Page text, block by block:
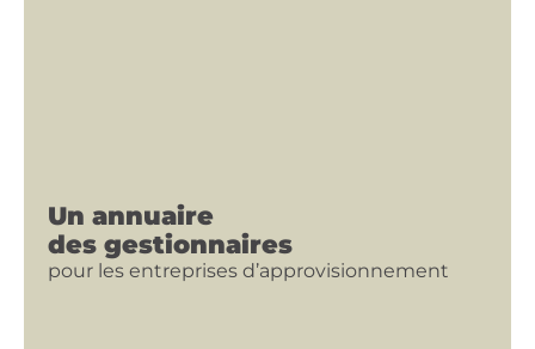
Un annuaire
des gestionnaires
pour les entreprises d’approvisionnement